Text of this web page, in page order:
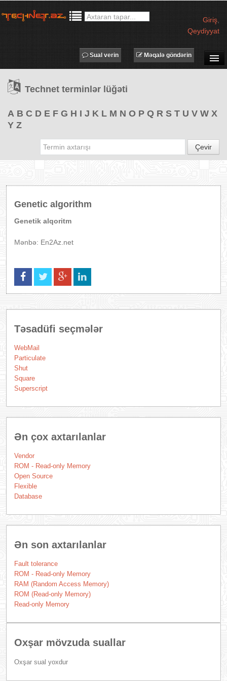
Giriş
Qeydiyyat
TƏDBİRLƏR
PROQRAMLAR
Məqalə göndərin
Sual verin
Technet terminlər lüğəti
A B C D E F G H I J K L M N O P Q R S T U V W X
Y Z
Çevir
Genetic algorithm
Genetik alqoritm
Mənbə: En2Az.net
Təsadüfi seçmələr
WebMail
Particulate
Shut
Square
Superscript
Ən çox axtarılanlar
Vendor
ROM - Read-only Memory
Open Source
Flexible
Database
Ən son axtarılanlar
Fault tolerance
ROM - Read-only Memory
RAM (Random Access Memory)
ROM (Read-only Memory)
Read-only Memory
Oxşar mövzuda suallar
Oxşar sual yoxdur